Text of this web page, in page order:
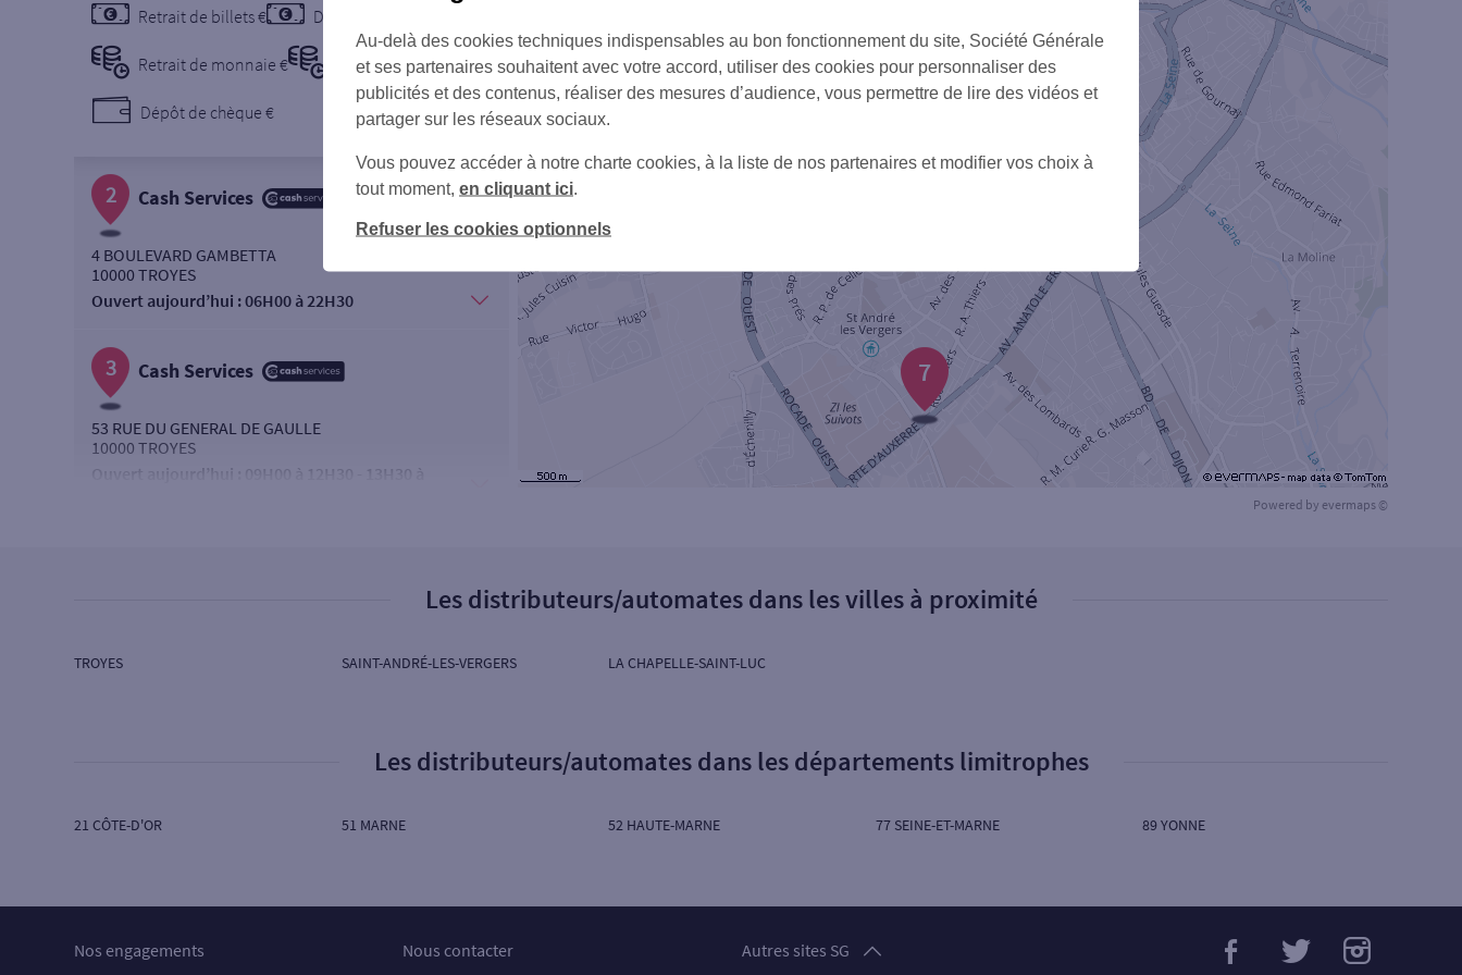
7
+
1
Retrait de billets €
Dépôt de billets €
Retrait de monnaie € Dépôt de monnaie €
Dépôt de chèque €
2 Cash Services
4 BOULEVARD GAMBETTA
10000 TROYES
Ouvert aujourd’hui :06H00 à 22H30
3 Cash Services
53 RUE DU GENERAL DE GAULLE
10000 TROYES
Ouvert aujourd’hui :
09H00 à 12H30 - 13H30 à
Ouvert aujourd’hui :
07H00 à 22H00
10000 TROYES
6 LA CHAPELLE ST LUC
Powered by evermaps ©
Les distributeurs/automates dans les villes à proximité
TROYES SAINT-ANDRÉ-LES-VERGERS LA CHAPELLE-SAINT-LUC
Les distributeurs/automates dans les départements limitrophes
21 CÔTE-D'OR 51 MARNE 52 HAUTE-MARNE 77 SEINE-ET-MARNE 89 YONNE
Nos engagements Nous contacter Autres sites SG
Au-delà des cookies techniques indispensables au bon fonctionnement du site, Société Générale
et ses partenaires souhaitent avec votre accord, utiliser des cookies pour personnaliser des
publicités et des contenus, réaliser des mesures d’audience, vous permettre de lire des vidéos et
partager sur les réseaux sociaux.
Vous pouvez accéder à notre charte cookies, à la liste de nos partenaires et modifier vos choix à
tout moment, en cliquant ici
Refuser les cookies optionnels